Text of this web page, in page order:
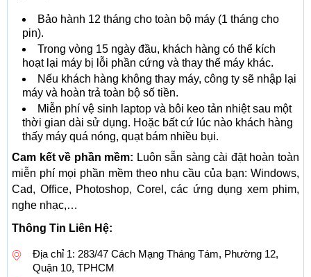
Bảo hành 12 tháng cho toàn bộ máy (1 tháng cho
pin).
Trong vòng 15 ngày đầu, khách hàng có thể kích
hoạt lại máy bị lỗi phần cứng và thay thế máy khác.
Nếu khách hàng không thay máy, công ty sẽ nhập lại
máy và hoàn trả toàn bộ số tiền.
Miễn phí vệ sinh laptop và bôi keo tản nhiệt sau một
thời gian dài sử dụng. Hoặc bất cứ lúc nào khách hàng
thấy máy quá nóng, quạt bám nhiều bụi.
Cam kết về phần mềm: Luôn sẵn sàng cài đặt hoàn toàn
miễn phí mọi phần mềm theo nhu cầu của bạn: Windows,
Cad, Office, Photoshop, Corel, các ứng dụng xem phim,
nghe nhạc,…
Thông Tin Liên Hệ:
Địa chỉ 1: 283/47 Cách Mạng Tháng Tám, Phường 12,
Quận 10, TPHCM